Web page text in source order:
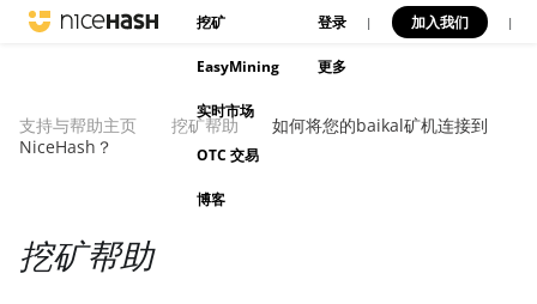
挖矿
EasyMining
实时市场
OTC 交易
博客
登录 | 加入我们 |
更多
支持与帮助主页 挖矿帮助
如何将您的baikal矿机连接到
NiceHash？
挖矿帮助